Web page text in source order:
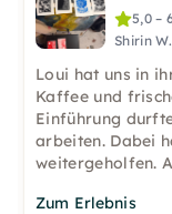
5,0 –
Shirin
Loui hat uns in
Kaffee und
Einführung
arbeiten. Dabei
weitergeholfen.
Zum Erlebnis